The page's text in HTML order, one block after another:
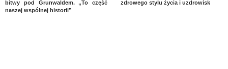
bitwy pod Grunwaldem. „To część
naszej wspólnej historii”
zdrowego stylu życia i uzdrowisk